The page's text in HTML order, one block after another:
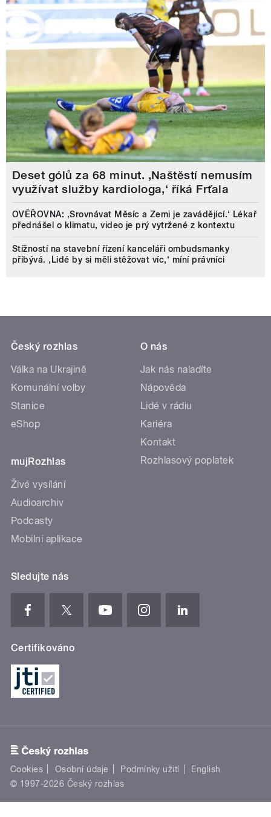
Deset gólů za 68 minut. ,Naštěstí nemusím
využívat služby kardiologa,‘ říká Frťala
OVĚŘOVNA: ‚Srovnávat Měsíc a Zemi je zavádějící.‘ Lékař
přednášel o klimatu, video je prý vytržené z kontextu
Stížností na stavební řízení kanceláři ombudsmanky
přibývá. ‚Lidé by si měli stěžovat víc,‘ míní právníci
Český rozhlas
Válka na Ukrajině
Komunální volby
Stanice
eShop
mujRozhlas
Živé vysílání
Audioarchiv
Podcasty
Mobilní aplikace
O nás
Jak nás naladíte
Nápověda
Lidé v rádiu
Kariéra
Kontakt
Rozhlasový poplatek
Sledujte nás
Certifikováno
Cookies Osobní údaje Podmínky užití
English
© 1997-2026 Český rozhlas